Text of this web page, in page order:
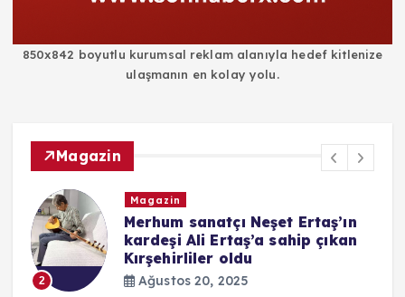
850x842 boyutlu kurumsal reklam alanıyla hedef kitlenize
ulaşmanın en kolay yolu.
Magazin
2
Magazin
Merhum sanatçı Neşet Ertaş’ın
kardeşi Ali Ertaş’a sahip çıkan
Kırşehirliler oldu
Ağustos 20, 2025